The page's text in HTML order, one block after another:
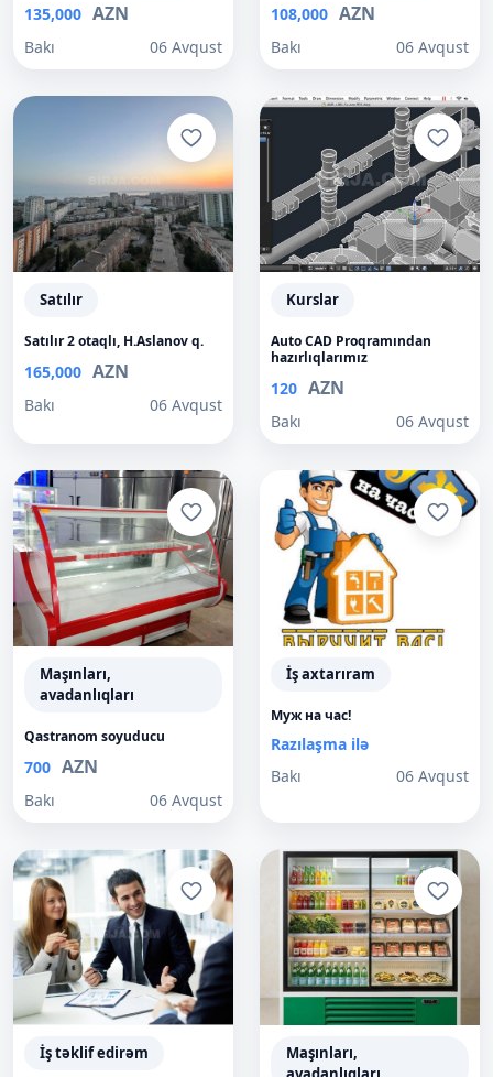
135,000 AZN
Bakı 06 Avqust
108,000 AZN
Bakı 06 Avqust
Satılır
Satılır 2 otaqlı, H.Aslanov q.
165,000 AZN
Bakı 06 Avqust
Kurslar
Auto CAD Proqramından
hazırlıqlarımız
120 AZN
Bakı 06 Avqust
Maşınları,
avadanlıqları
Qastranom soyuducu
700 AZN
Bakı 06 Avqust
İş axtarıram
Муж на час!
Razılaşma ilə
Bakı
06 Avqust
İş təklif edirəm
Maşınları,